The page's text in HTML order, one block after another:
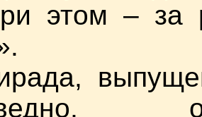
этом – за